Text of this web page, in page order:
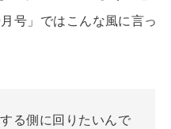
号」ではこんな風に言っ
る側に回りたいんで